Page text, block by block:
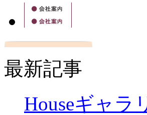
最新記事
Houseギャラ